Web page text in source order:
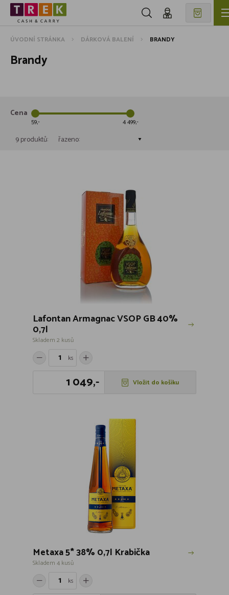
ÚVODNÍ STRÁNKA DÁRKOVÁ BALENÍ BRANDY
Brandy
Cena
59 4 499
9 produktů: řazeno:
Lafontan Armagnac VSOP GB 40%
0,7l
Skladem 2 kusů
ks
1 049,- Vložit do košíku
Metaxa 5* 38% 0,7l Krabička
Skladem 4 kusů
ks